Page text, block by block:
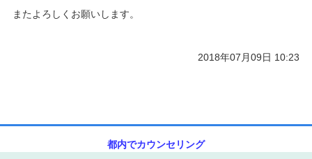
またよろしくお願いします。
2018年07月09日 10:23
都内でカウンセリング